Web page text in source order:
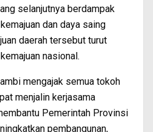
selanjutnya berdampak
dan daya saing
daerah tersebut turut
nasional.
mengajak semua tokoh
menjalin kerjasama
Pemerintah Provinsi
pembangunan,